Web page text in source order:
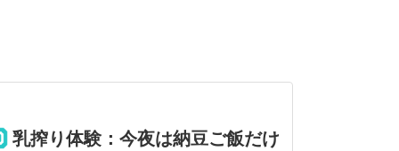
乳搾り体験：今夜は納豆ご飯だけ